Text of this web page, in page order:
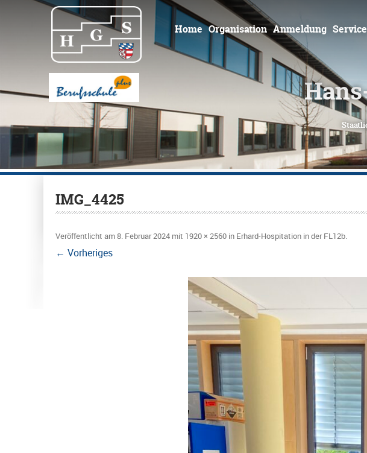
Home Organisation Anmeldung Service
IMG_4425
Veröffentlicht am8. Februar 2024 mit 1920 × 2560 in Erhard-Hospitation in der FL12b.
← Vorheriges